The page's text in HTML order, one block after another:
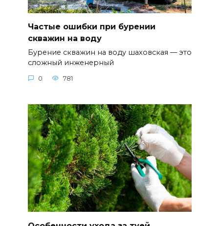
Частые ошибки при бурении
скважин на воду
Бурение скважин на воду шаховская — это
сложный инженерный
0 781